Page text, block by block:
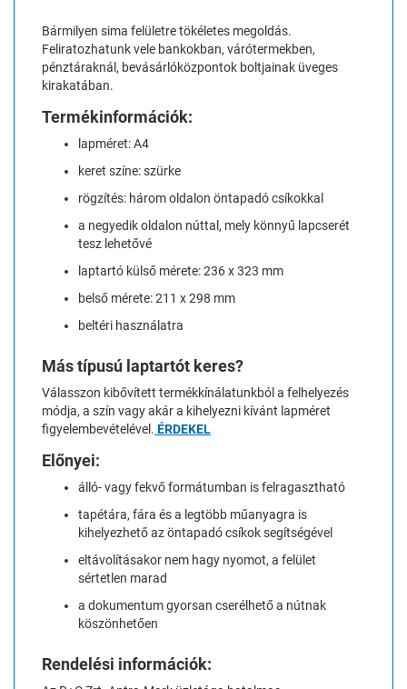
Bármilyen sima felületre tökéletes megoldás.
Feliratozhatunk vele bankokban, várótermekben,
pénztáraknál, bevásárlóközpontok boltjainak üveges
kirakatában.
Termékinformációk:
lapméret: A4
keret színe: szürke
rögzítés: három oldalon öntapadó csíkokkal
a negyedik oldalon núttal, mely könnyű lapcserét
tesz lehetővé
laptartó külső mérete: 236 x 323 mm
belső mérete: 211 x 298 mm
beltéri használatra
Más típusú laptartót keres?
Válasszon kibővített termékkínálatunkból a felhelyezés
módja, a szín vagy akár a kihelyezni kívánt lapméret
figyelembevételével. ÉRDEKEL
Előnyei:
álló- vagy fekvő formátumban is felragasztható
tapétára, fára és a legtöbb műanyagra is
kihelyezhető az öntapadó csíkok segítségével
eltávolításakor nem hagy nyomot, a felület
sértetlen marad
a dokumentum gyorsan cserélhető a nútnak
köszönhetően
Rendelési információk: